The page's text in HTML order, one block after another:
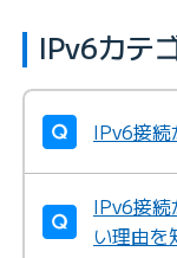
IPv6カテ
IPv6接続
IPv6接続
い理由を